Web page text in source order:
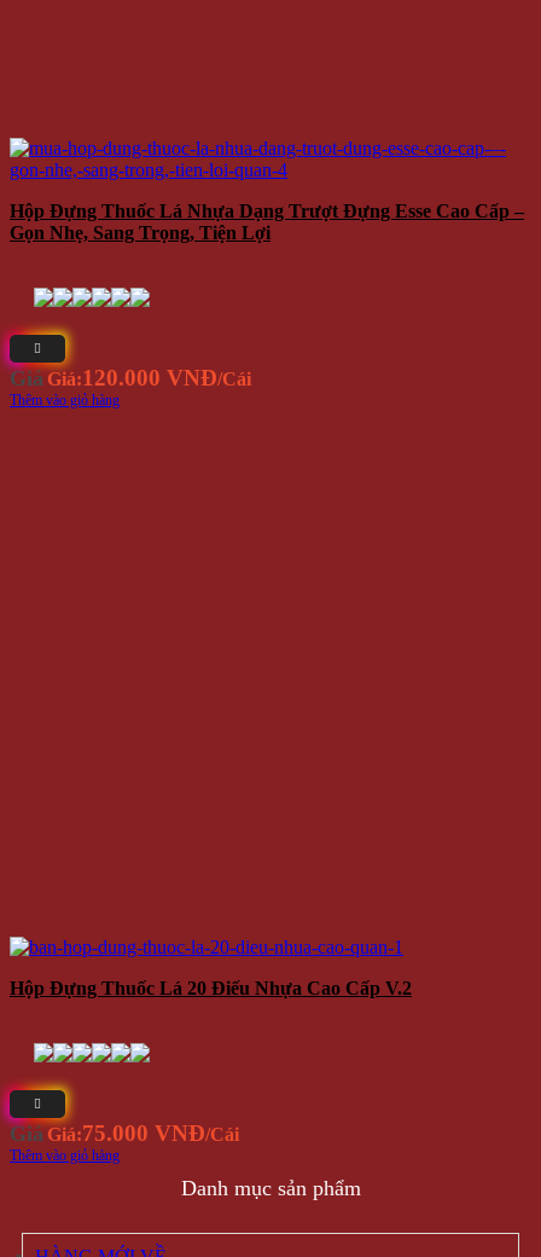
Hộp Đựng Thuốc Lá Nhựa Dạng Trượt Đựng Esse Cao Cấp –
Gọn Nhẹ, Sang Trọng, Tiện Lợi
Giá Giá:120.000 VNĐ/Cái
Thêm vào giỏ hàng
Hộp Đựng Thuốc Lá 20 Điếu Nhựa Cao Cấp V.2
Giá Giá:75.000 VNĐ/Cái
Thêm vào giỏ hàng
Danh mục sản phẩm